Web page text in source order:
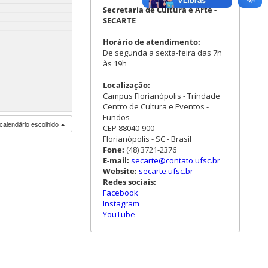
escolhido
Secretaria de Cultura e Arte -
SECARTE
Horário de atendimento:
De segunda a sexta-feira das 7h
às 19h
Localização:
Campus Florianópolis - Trindade
Centro de Cultura e Eventos -
Fundos
CEP 88040-900
Florianópolis - SC - Brasil
Fone: (48) 3721-2376
E-mail: secarte@contato.ufsc.br
Website: secarte.ufsc.br
Redes sociais:
Facebook
Instagram
YouTube